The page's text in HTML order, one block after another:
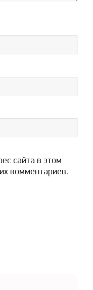
сайта в этом
комментариев.